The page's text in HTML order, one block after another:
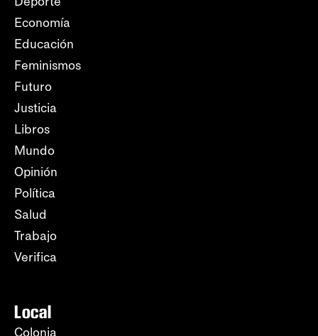
Economía
Educación
Feminismos
Futuro
Justicia
Libros
Mundo
Opinión
Política
Salud
Trabajo
Verifica
Local
Colonia